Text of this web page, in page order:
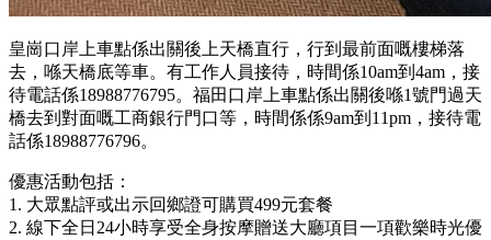
皇崗口岸上車點係出關後上天橋直行，行到最前面嘅樓梯落
去，喺天橋底等車。有工作人員接待，時間係10am到4am，接
待電話係18988776795。福田口岸上車點係出關後喺1號門過天
橋去到對面嘅工商銀行門口等，時間係係9am到11pm，接待電
話係18988776796。
優惠活動包括：
1. 大眾點評或出示回鄉證可購買499元套餐
2. 線下全日24小時享受全身按摩贈送大廳項目一項歡樂時光優